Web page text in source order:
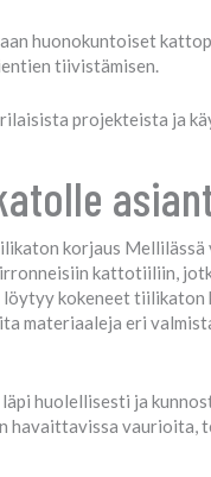
huonokuntoiset
tiivistämisen.
projekteista ja
korjaus
kattotiiliin,
löytyy kokeneet
materiaaleja eri
huolellisesti ja
havaittavissa vaurioita,